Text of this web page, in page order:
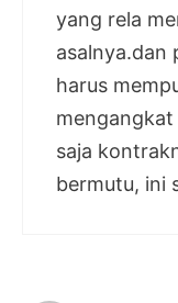
yang rela
asalnya.dan
harus
mengangkat
saja
bermutu, ini